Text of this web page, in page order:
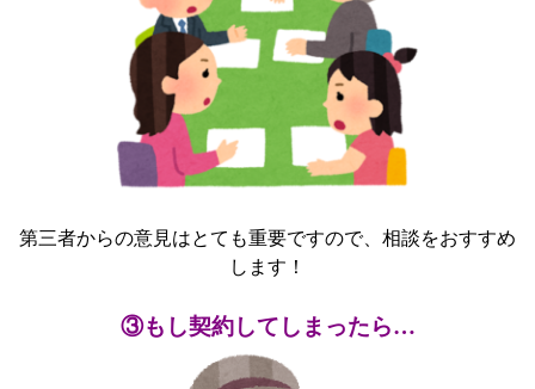
第三者からの意見はとても重要ですので、相談をおすすめ
します！
③もし契約してしまったら…